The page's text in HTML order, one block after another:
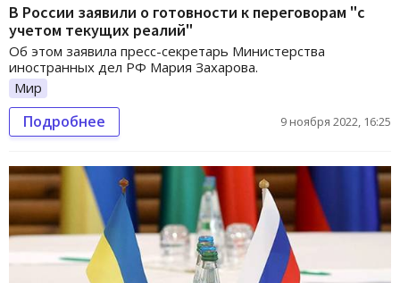
В России заявили о готовности к переговорам "с
учетом текущих реалий"
Об этом заявила пресс-секретарь Министерства
иностранных дел РФ Мария Захарова.
Мир
Подробнее 9 ноября 2022, 16:25